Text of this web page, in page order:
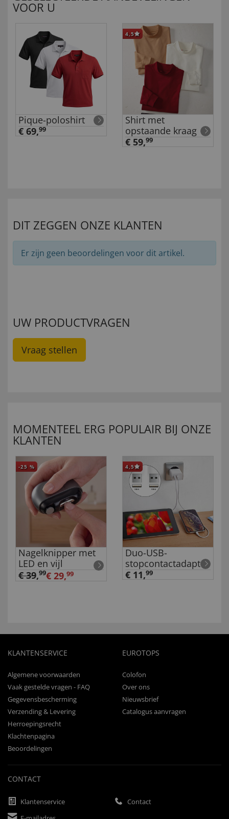
VOOR U
Pique-poloshirt
€ 69,99
4,5
Shirt met
opstaande kraag
€ 59,99
DIT ZEGGEN ONZE KLANTEN
Er zijn geen beoordelingen voor dit artikel.
UW PRODUCTVRAGEN
Vraag stellen
MOMENTEEL ERG POPULAIR BIJ ONZE
KLANTEN
-25 %
Nagelknipper met
LED en vijl
€ 39,99€ 29,99
4,5
Duo-USB-
stopcontactadapter
€ 11,99
KLANTENSERVICE
Algemene voorwaarden
Vaak gestelde vragen - FAQ
Gegevensbescherming
Verzending & Levering
Herroepingsrecht
Klachtenpagina
Beoordelingen
EUROTOPS
Colofon
Over ons
Nieuwsbrief
Catalogus aanvragen
CONTACT
Klantenservice
Contact